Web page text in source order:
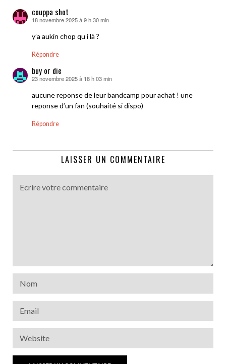
couppa shot
dit :
18 novembre 2025 à 9 h 30 min
y’a aukin chop qu i là ?
Répondre
buy or die
dit :
23 novembre 2025 à 18 h 03 min
aucune reponse de leur bandcamp pour achat ! une
reponse d’un fan (souhaité si dispo)
Répondre
LAISSER UN COMMENTAIRE